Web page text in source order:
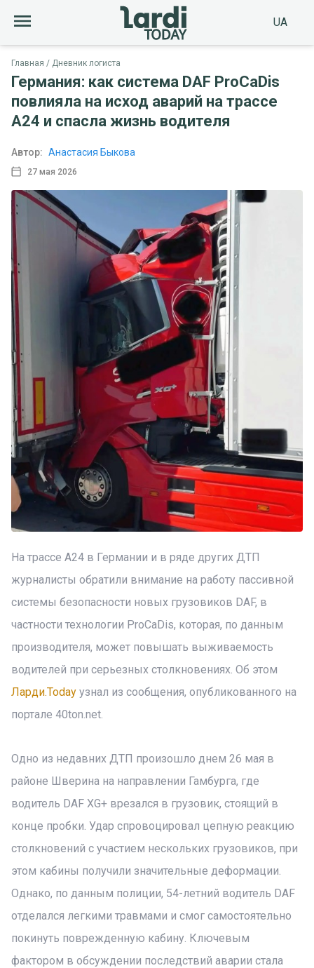
UA
Главная Дневник логиста
Германия: как система DAF ProCaDis
повлияла на исход аварий на трассе
A24 и спасла жизнь водителя
27 мая 2026
Автор: Анастасия Быкова
На трассе A24 в Германии и в ряде других ДТП
журналисты обратили внимание на работу пассивной
системы безопасности новых грузовиков DAF, в
частности технологии ProCaDis, которая, по данным
производителя, может повышать выживаемость
водителей при серьезных столкновениях. Об этом
Ларди.Today узнал из сообщения, опубликованного на
портале 40ton.net.
Одно из недавних ДТП произошло днем 26 мая в
районе Шверина на направлении Гамбурга, где
водитель DAF XG+ врезался в грузовик, стоящий в
конце пробки. Удар спровоцировал цепную реакцию
столкновений с участием нескольких грузовиков, при
этом кабины получили значительные деформации.
Однако, по данным полиции, 54-летний водитель DAF
отделался легкими травмами и смог самостоятельно
покинуть поврежденную кабину. Ключевым
фактором в обсуждении последствий аварии стала